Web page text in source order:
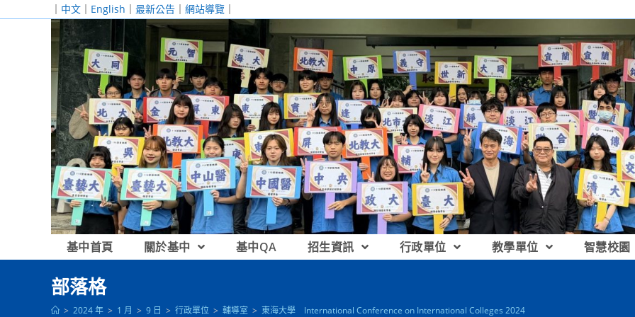
｜ 中文 ｜ English ｜ 最新公告 ｜ 網站導覽 ｜
基中首頁 關於基中 基中QA 招生資訊 行政單位 教學單位 智慧校園
部落格
> 2024 年 > 1 月 > 9 日 > 行政單位 > 輔導室 > 東海大學 International Conference on International Colleges 2024